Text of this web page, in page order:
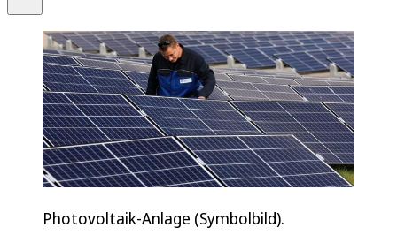
Photovoltaik-Anlage (Symbolbild).